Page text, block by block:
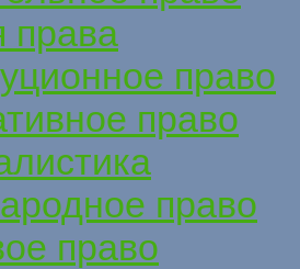
права
право
право
право
право